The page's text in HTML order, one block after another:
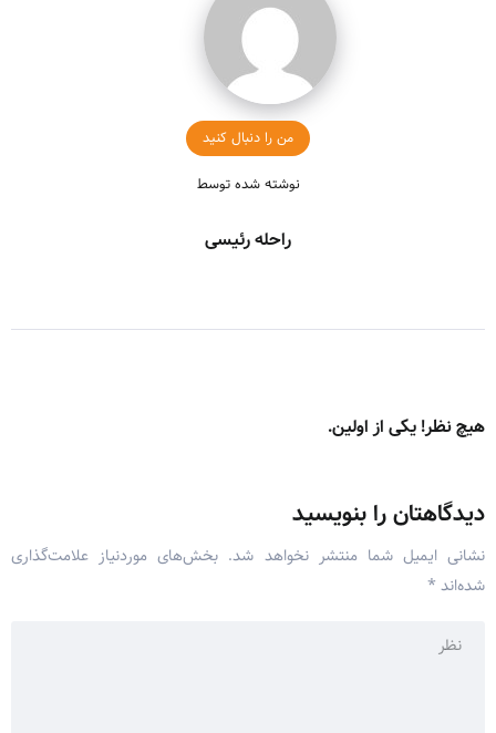
من را دنبال کنید
نوشته شده توسط
راحله رئیسی
هیچ نظر! یکی از اولین.
دیدگاهتان را بنویسید
نشانی ایمیل شما منتشر نخواهد شد. بخش‌های موردنیاز علامت‌گذاری
شده‌اند *